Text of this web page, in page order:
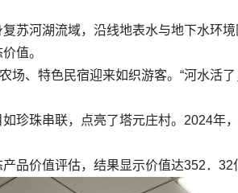
苏河湖流域，沿线地表水与地下水环境
值。
场、特色民宿迎来如织游客。“河水活
珍珠串联，点亮了塔元庄村。2024年
品价值评估，结果显示价值达352．32